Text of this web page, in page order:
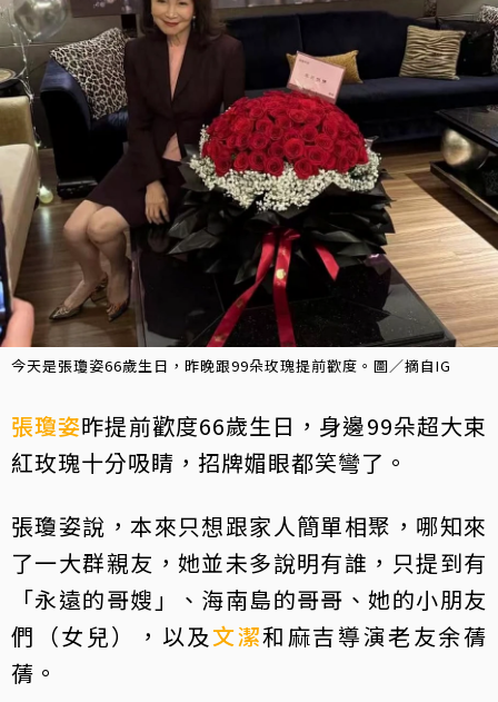
今天是張瓊姿66歲生日，昨晚跟99朵玫瑰提前歡度。圖／摘自IG
張瓊姿昨提前歡度66歲生日，身邊99朵超大束
紅玫瑰十分吸睛，招牌媚眼都笑彎了。
張瓊姿說，本來只想跟家人簡單相聚，哪知來
了一大群親友，她並未多說明有誰，只提到有
「永遠的哥嫂」、海南島的哥哥、她的小朋友
們（女兒），以及文潔和麻吉導演老友余蒨
蒨。